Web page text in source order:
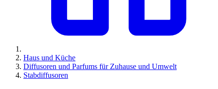
Haus und Küche
Diffusoren und Parfums für Zuhause und Umwelt
Stabdiffusoren